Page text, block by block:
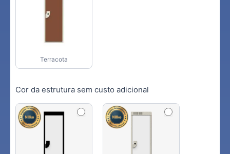
Terracota
Cor da estrutura sem custo adicional